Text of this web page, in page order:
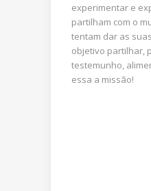
experimentar e
partilham com o
tentam dar as
objetivo partilhar,
testemunho,
essa a missão!